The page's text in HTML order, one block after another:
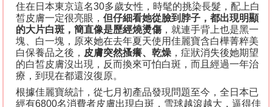
住在日本東京這名30多歲女性，時髦的挑染長髮，配上白
皙皮膚一定很亮眼，但仔細看她從臉到脖子，都出現明顯
的大片白斑，簡直像是歷經燒燙傷 ，就連手背上也是黑一
塊、白一塊，原來她在去年夏天使用佳麗寶含白樺菁粹美
白保養品之後， 皮膚突然搔癢、乾燥 ，症狀消失後她期望
的白皙皮膚沒出現，反而換來可怕白斑，而且經過一年治
療，到現在都還沒復原。
根據佳麗寶統計，從七月初產品發現問題至今，全日本已
經有6800名消費者皮膚出現白斑，雪球越滾越大，逼得佳